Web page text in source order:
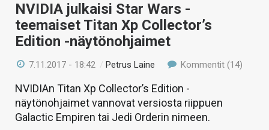
NVIDIA julkaisi Star Wars -
teemaiset Titan Xp Collector’s
Edition -näytönohjaimet
7.11.2017 - 18:42 / Petrus Laine Kommentit (14)
NVIDIAn Titan Xp Collector’s Edition -
näytönohjaimet vannovat versiosta riippuen
Galactic Empiren tai Jedi Orderin nimeen.